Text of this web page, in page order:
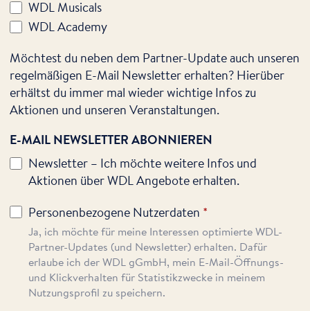
WDL Musicals
WDL Academy
Möchtest du neben dem Partner-Update auch unseren
regelmäßigen E-Mail Newsletter erhalten? Hierüber
erhältst du immer mal wieder wichtige Infos zu
Aktionen und unseren Veranstaltungen.
E-MAIL NEWSLETTER ABONNIEREN
Newsletter – Ich möchte weitere Infos und
Aktionen über WDL Angebote erhalten.
Personenbezogene Nutzerdaten *
Ja, ich möchte für meine Interessen optimierte WDL-
Partner-Updates (und Newsletter) erhalten. Dafür
erlaube ich der WDL gGmbH, mein E-Mail-Öffnungs-
und Klickverhalten für Statistikzwecke in meinem
Nutzungsprofil zu speichern.